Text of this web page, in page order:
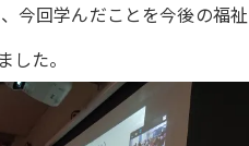
今回学んだことを今後の福祉
た。